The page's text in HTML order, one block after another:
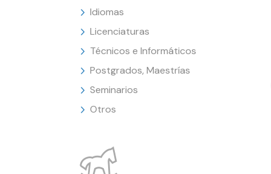
Idiomas
Licenciaturas
Técnicos e Informáticos
Postgrados, Maestrías
Seminarios
Otros